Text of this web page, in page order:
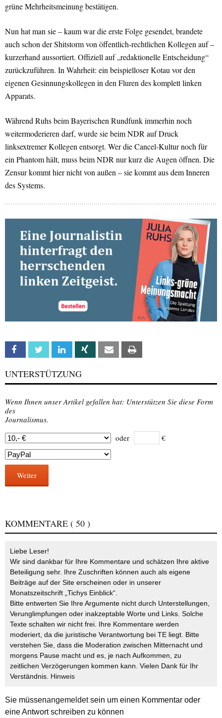
grüne Mehrheitsmeinung bestätigen.
Nun hat man sie – kaum war die erste Folge gesendet, brandete
auch schon der Shitstorm von öffentlich-rechtlichen Kollegen auf –
kurzerhand aussortiert. Offiziell auf „redaktionelle Entscheidung“
zurückzuführen. In Wahrheit: ein beispielloser Kotau vor den
eigenen Gesinnungskollegen in den Fluren des komplett linken
Apparats.
Während Ruhs beim Bayerischen Rundfunk immerhin noch
weitermoderieren darf, wurde sie beim NDR auf Druck
linksextremer Kollegen entsorgt. Wer die Cancel-Kultur noch für
ein Phantom hält, muss beim NDR nur kurz die Augen öffnen. Die
Zensur kommt hier nicht von außen – sie kommt aus dem Inneren
des Systems.
Facebook Twitter Linkedin Xing Email
UNTERSTÜTZUNG
Wenn Ihnen unser Artikel gefallen hat: Unterstützen Sie diese Form
des
Journalismus.
oder
€
Weiter
KOMMENTARE ( 50 )
Liebe Leser!
Wir sind dankbar für Ihre Kommentare und schätzen Ihre aktive
Beteiligung sehr. Ihre Zuschriften können auch als eigene
Beiträge auf der Site erscheinen oder in unserer
Monatszeitschrift „Tichys Einblick“.
Bitte entwerten Sie Ihre Argumente nicht durch Unterstellungen,
Verunglimpfungen oder inakzeptable Worte und Links. Solche
Texte schalten wir nicht frei. Ihre Kommentare werden
moderiert, da die juristische Verantwortung bei TE liegt. Bitte
verstehen Sie, dass die Moderation zwischen Mitternacht und
morgens Pause macht und es, je nach Aufkommen, zu
zeitlichen Verzögerungen kommen kann. Vielen Dank für Ihr
Verständnis. Hinweis
Sie müssenangemeldetsein um einen Kommentar oder
eine Antwort schreiben zu können